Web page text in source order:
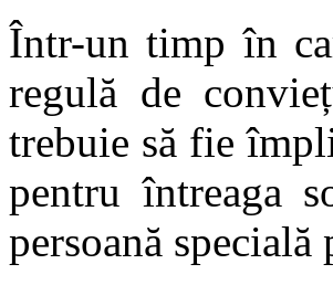
Într-un timp în
regulă de
trebuie să fie
pentru întreaga
persoană